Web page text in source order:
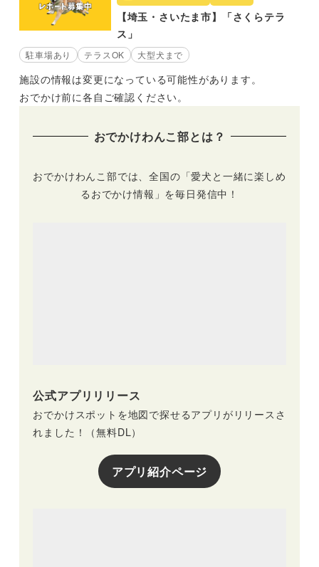
【埼玉・さいたま市】「さくらテラ
ス」
駐車場あり テラスOK 大型犬まで
施設の情報は変更になっている可能性があります。
おでかけ前に各自ご確認ください。
おでかけわんこ部とは？
おでかけわんこ部では、全国の「愛犬と一緒に楽しめ
るおでかけ情報」を毎日発信中！
公式アプリリリース
おでかけスポットを地図で探せるアプリがリリースさ
れました！（無料DL）
アプリ紹介ページ